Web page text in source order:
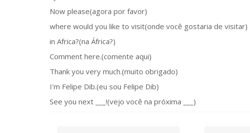
Now please(agora por favor)
where would you like to visit(onde você gostaria de visitar)
in Africa?(na África?)
Comment here.(comente aqui)
Thank you very much.(muito obrigado)
I'm Felipe Dib.(eu sou Felipe Dib)
See you next ___!(vejo você na próxima ___)